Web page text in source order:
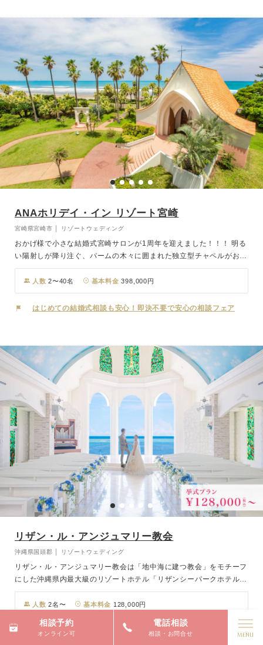
ANAホリデイ・イン リゾート宮崎
宮崎県宮崎市 │ リゾートウェディング
おかげ様で小さな結婚式宮崎サロンが1周年を迎えました！！！ 明る
い陽射しが降り注ぐ、パームの木々に囲まれた独立型チャペルがおふ
たりの晴れ舞台。扉を開くとバージンロードの先には、青島の海と空
が広がります。どこまでも続く海と空のように、おふたりの未来が祝
福に満たされますように。 開放感溢れる美しい景色の中で、感動の
挙式が叶います。
人数 2〜40名 基本料金 398,000円
はじめての結婚式相談も安心！即決不要で安心の相談フェア
リザン・ル・アンジュマリー教会
沖縄県国頭郡 │ リゾートウェディング
リザン・ル・アンジュマリー教会は「地中海に建つ教会」をモチーフ
にした沖縄県内最大級のリゾートホテル「リザンシーパークホテル谷
茶ベイ」に併設の空と海が一望できる海辺のチャペル。青空と海にマ
ッチした白基調の外壁とスペイン瓦の敷き詰められた屋根が特徴的
ど、憧れの沖縄リゾートウエディングを叶えるにふさわしい圧巻の景
人数 2名〜 基本料金 128,000円
【全国どこでも相談OK！】国内・海外リゾートウエディング相
相談予約
オンライン可
電話相談
相談・お問合せ